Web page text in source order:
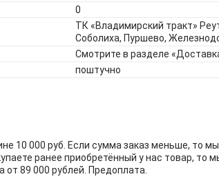
0
ТК «Владимирский тракт»
Соболиха, Пуршево,
Смотрите в разделе
поштучно
10 000 руб. Если сумма заказ меньше, то
ранее приобретённый у нас товар, то
89 000 рублей. Предоплата.